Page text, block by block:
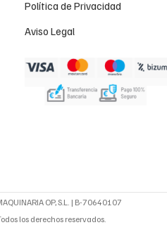
Política de Privacidad
Aviso Legal
OP, S.L. | B-70640107
los derechos reservados.